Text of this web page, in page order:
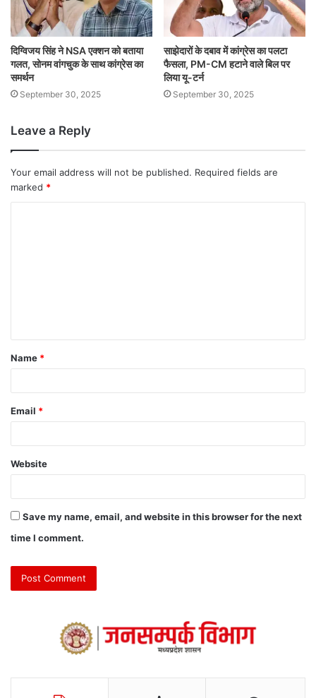
दिग्विजय सिंह ने NSA एक्शन को बताया
गलत, सोनम वांगचुक के साथ कांग्रेस का
समर्थन
September 30, 2025
साझेदारों के दबाव में कांग्रेस का पलटा
फैसला, PM-CM हटाने वाले बिल पर
लिया यू-टर्न
September 30, 2025
Leave a Reply
Your email address will not be published. Required fields are
marked *
Name *
Email *
Website
Save my name, email, and website in this browser for the next
time I comment.